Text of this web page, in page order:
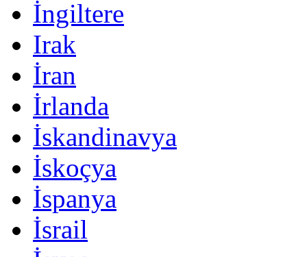
İngiltere
Irak
İran
İrlanda
İskandinavya
İskoçya
İspanya
İsrail